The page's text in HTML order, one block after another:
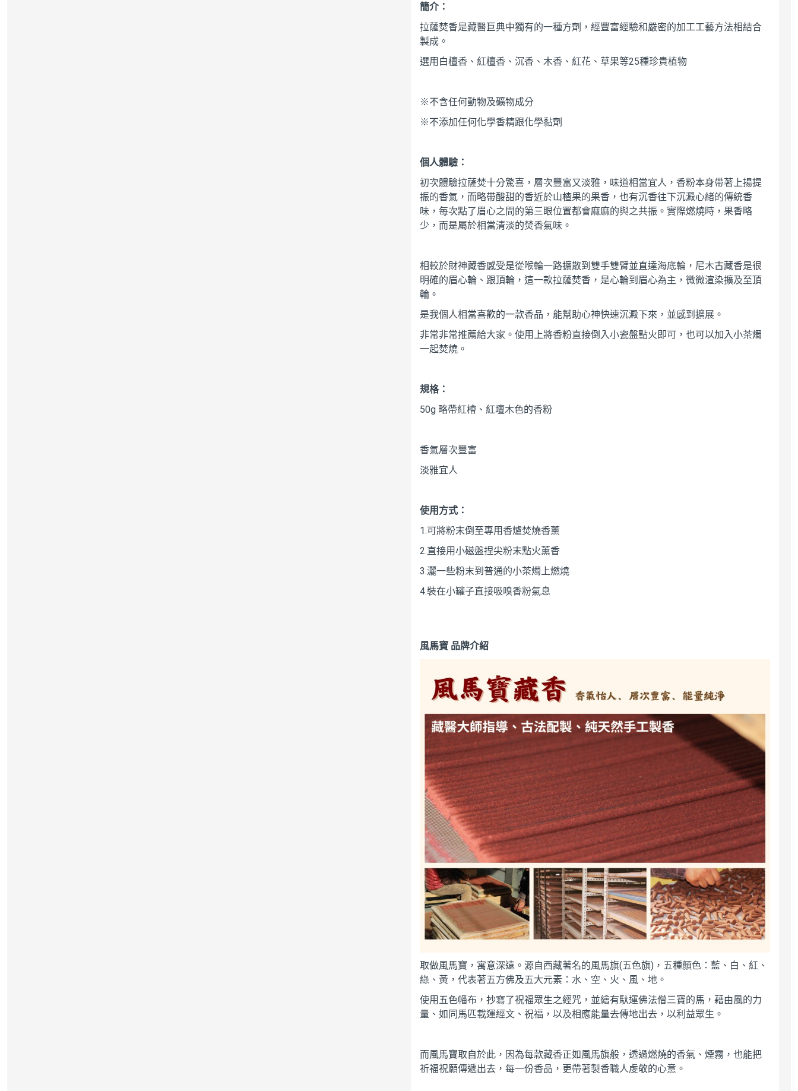
簡介：
拉薩焚香是藏醫巨典中獨有的一種方劑，經豐富經驗和嚴密的加工工藝方法相結合
製成。
選用白檀香、紅檀香、沉香、木香、紅花、草果等25種珍貴植物
※不含任何動物及礦物成分
※不添加任何化學香精跟化學黏劑
個人體驗：
初次體驗拉薩焚十分驚喜，層次豐富又淡雅，味道相當宜人，香粉本身帶著上揚提
振的香氣，而略帶酸甜的香近於山楂果的果香，也有沉香往下沉澱心緒的傳統香
味，每次點了眉心之間的第三眼位置都會麻麻的與之共振。實際燃燒時，果香略
少，而是屬於相當清淡的焚香氣味。
相較於財神藏香感受是從喉輪一路擴散到雙手雙臂並直達海底輪，尼木古藏香是很
明確的眉心輪、跟頂輪，這一款拉薩焚香，是心輪到眉心為主，微微渲染擴及至頂
輪。
是我個人相當喜歡的一款香品，能幫助心神快速沉澱下來，並感到擴展。
非常非常推薦給大家。使用上將香粉直接倒入小瓷盤點火即可，也可以加入小茶燭
一起焚燒。
規格：
50g 略帶紅檜、紅壇木色的香粉
香氣層次豐富
淡雅宜人
使用方式：
1.可將粉末倒至專用香爐焚燒香薰
2.直接用小磁盤捏尖粉末點火薰香
3.灑一些粉末到普通的小茶燭上燃燒
4.裝在小罐子直接吸嗅香粉氣息
風馬寶 品牌介紹
取做風馬寶，寓意深遠。源自西藏著名的風馬旗(五色旗) ，五種顏色：藍、白、紅、
綠、黃，代表著五方佛及五大元素：水、空、火、風、地。
使用五色幡布，抄寫了祝福眾生之經咒，並繪有馱運佛法僧三寶的馬，藉由風的力
量、如同馬匹載運經文、祝福，以及相應能量去傳地出去，以利益眾生。
而風馬寶取自於此，因為每款藏香正如風馬旗般，透過燃燒的香氣、煙霧，也能把
祈福祝願傳遞出去，每一份香品，更帶著製香職人虔敬的心意。